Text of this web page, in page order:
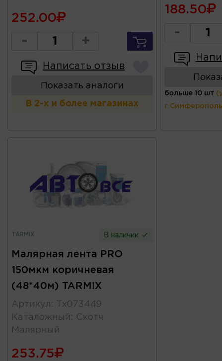
252.00
- +
Написать отзыв
Показать аналоги
В 2-х и более магазинах
188.50
-
больше 10 шт
TARMIX В наличии
Малярная лента PRO
150мкм коричневая
(48*40м) TARMIX
Артикул :
Тх073449
Каталожный : Скотч
Малярный
253.75